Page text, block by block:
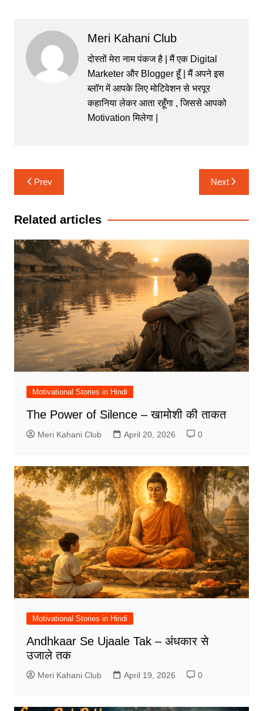
Meri Kahani Club
दोस्तों मेरा नाम पंकज है | मैं एक Digital
Marketer और Blogger हूँ | मैं अपने इस
ब्लॉग में आपके लिए मोटिवेशन से भरपूर
कहानिया लेकर आता रहूँगा , जिससे आपको
Motivation मिलेगा |
Post
navigation
Prev Next
Related articles
Motivational Stories in Hindi
The Power of Silence – खामोशी की ताकत
Meri Kahani Club April 20, 2026 0
Motivational Stories in Hindi
Andhkaar Se Ujaale Tak – अंधकार से
उजाले तक
Meri Kahani Club April 19, 2026 0